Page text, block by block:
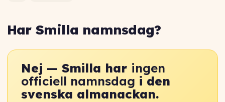
Har Smilla namnsdag?
Nej — Smilla har ingen
officiell namnsdag i den
svenska almanackan.